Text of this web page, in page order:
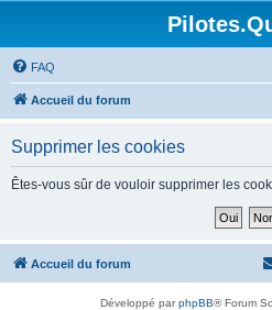
FAQ
Accueil du forum
Supprimer les cookies
Êtes-vous sûr de vouloir supprimer les
Accueil du forum
Développé parphpBB® Forum